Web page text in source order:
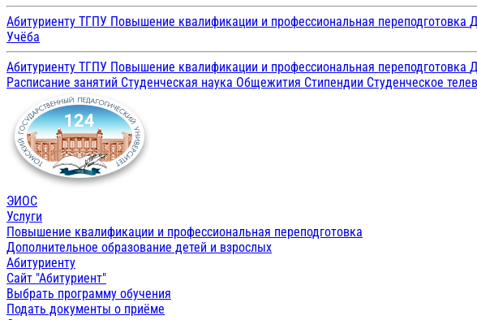
Абитуриенту ТГПУ Повышение квалификации и профессиональная переподготовка
Учёба
Абитуриенту ТГПУ Повышение квалификации и профессиональная переподготовка
Расписание занятий Студенческая наука Общежития Стипендии Студенческое
ЭИОС
Услуги
Повышение квалификации и профессиональная переподготовка
Дополнительное образование детей и взрослых
Абитуриенту
Сайт "Абитуриент"
Выбрать программу обучения
Подать документы о приёме